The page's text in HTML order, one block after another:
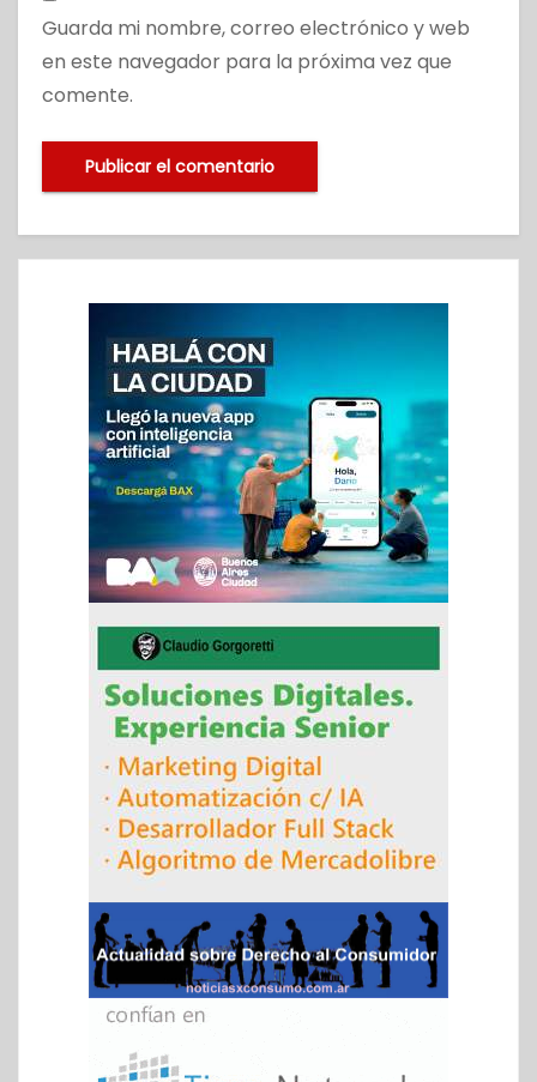
Guarda mi nombre, correo electrónico y web
en este navegador para la próxima vez que
comente.